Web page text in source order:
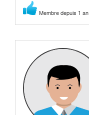
Membre depuis 1 an